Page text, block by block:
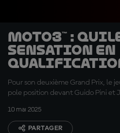
Moto3™ :
sensation en
Pour son deuxième Grand Prix, le
pole position devant Guido Pini et
10 mai 2025
PARTAGER